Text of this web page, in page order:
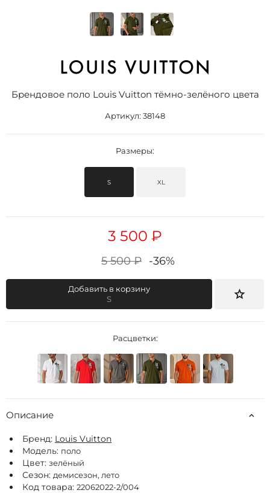
Брендовое поло Louis Vuitton тёмно-зелёного цвета
Артикул: 38148
Размеры:
S XL
3 500 ₽
5 500 ₽ -36%
Добавить в корзину
S
Расцветки:
Описание
Бренд: Louis Vuitton
Модель: поло
Цвет: зелёный
Сезон: демисезон, лето
Код товара: 22062022-2/004